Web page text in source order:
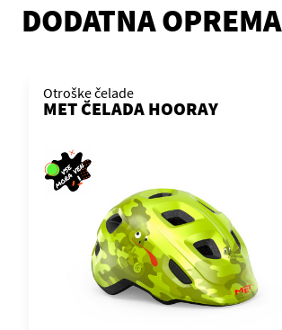
DODATNA OPREMA
Otroške čelade
MET ČELADA HOORAY